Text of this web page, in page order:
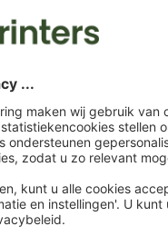
opgemaakte
bestanden vóór
uploaden.